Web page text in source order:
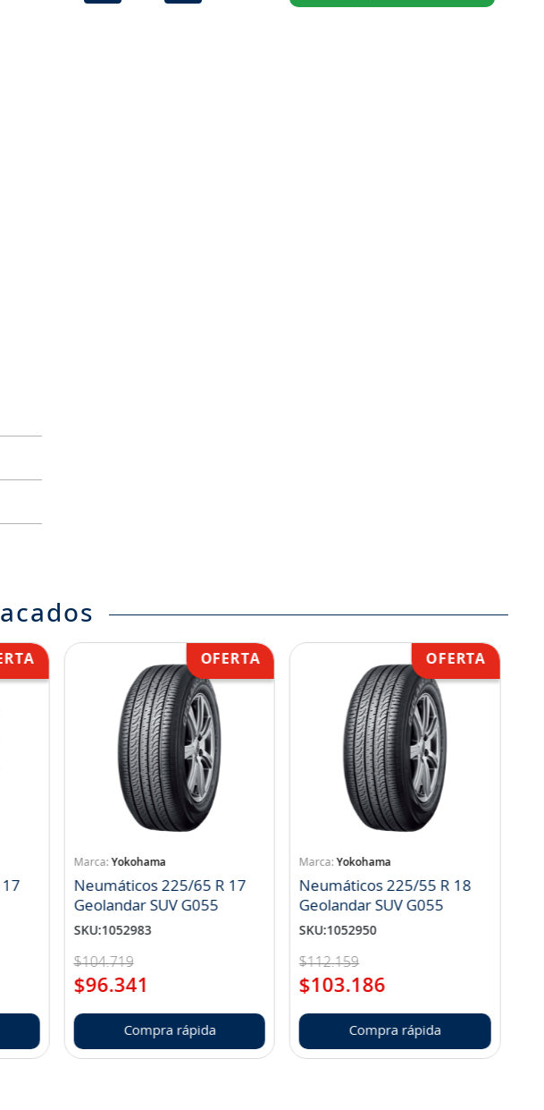
Yokohama
Neumáticos 225/65 R 17
Geolandar SUV G055
SKU:1052983
$104.719
$96.341
Compra rápida
Yokohama
Neumáticos 225/55 R 18
Geolandar SUV G055
SKU:1052950
$112.159
$103.186
Compra rápida